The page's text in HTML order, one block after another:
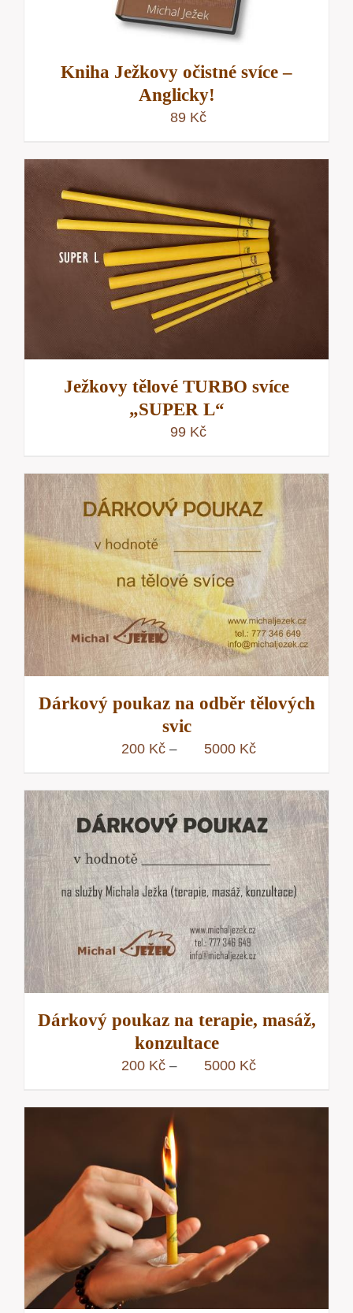
Kniha Ježkovy očistné svíce –
Anglicky!
89 Kč
Ježkovy tělové TURBO svíce
„SUPER L“
99 Kč
Dárkový poukaz na odběr tělových
svic
200 Kč – 5000 KčRozpětí
200 Kč
až
5000 Kč
Dárkový poukaz na terapie, masáž,
konzultace
200 Kč – 5000 KčRozpětí
200 Kč